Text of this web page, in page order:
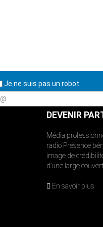
Je ne suis pas un robot
@
DEVENIR
Média
radio Présence
image de
d’une large
En savoir plus